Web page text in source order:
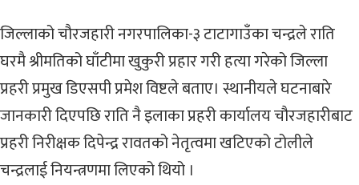
जिल्लाको चौरजहारी नगरपालिका-३ टाटागाउँका चन्द्रले राति
घरमै श्रीमतिको घाँटीमा खुकुरी प्रहार गरी हत्या गरेको जिल्ला
प्रहरी प्रमुख डिएसपी प्रमेश विष्टले बताए। स्थानीयले घटनाबारे
जानकारी दिएपछि राति नै इलाका प्रहरी कार्यालय चौरजहारीबाट
प्रहरी निरीक्षक दिपेन्द्र रावतको नेतृत्वमा खटिएको टोलीले
चन्द्रलाई नियन्त्रणमा लिएको थियो ।